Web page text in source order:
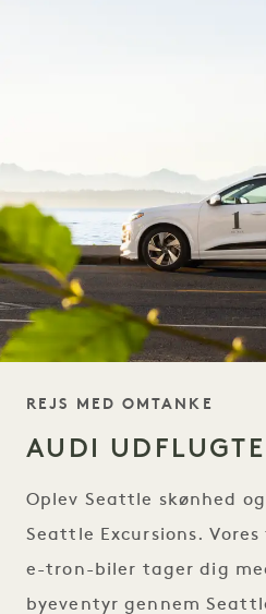
TAGLINE
REJS MED OMTANKE
AUDI
Oplev Seattle skønhed
Seattle Excursions.
e-tron-biler tager dig
byeventyr gennem